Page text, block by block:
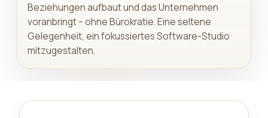
Beziehungen aufbaut und das Unternehmen
voranbringt – ohne Bürokratie. Eine seltene
Gelegenheit, ein fokussiertes Software-Studio
mitzugestalten.